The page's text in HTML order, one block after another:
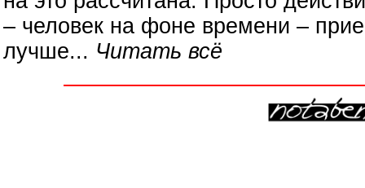
– человек на фоне времени –
лучше... Читать всё